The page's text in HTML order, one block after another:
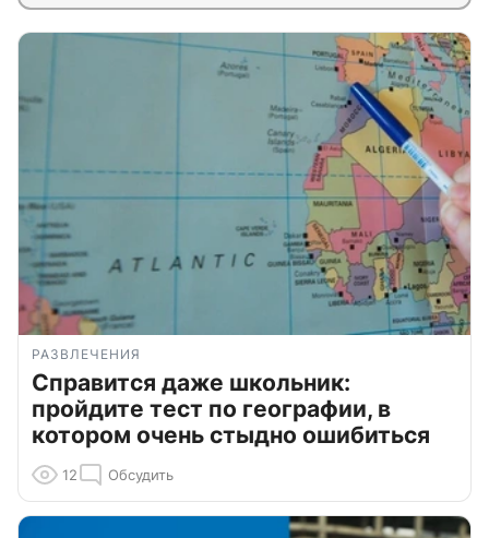
РАЗВЛЕЧЕНИЯ
Справится даже школьник:
пройдите тест по географии, в
котором очень стыдно ошибиться
12 Обсудить